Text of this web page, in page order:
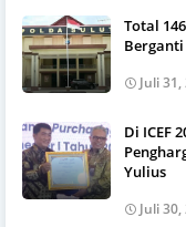
Total
Juli
Di ICEF
Yulius
Juli